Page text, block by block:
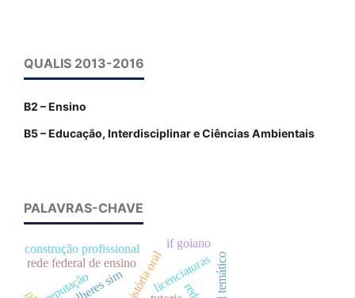
QUALIS 2013-2016
B2 – Ensino
B5 – Educação, Interdisciplinar e Ciências Ambientais
PALAVRAS-CHAVE
história oral
construção profissional
rede federal de ensino licenciaturas
if goiano
reputação